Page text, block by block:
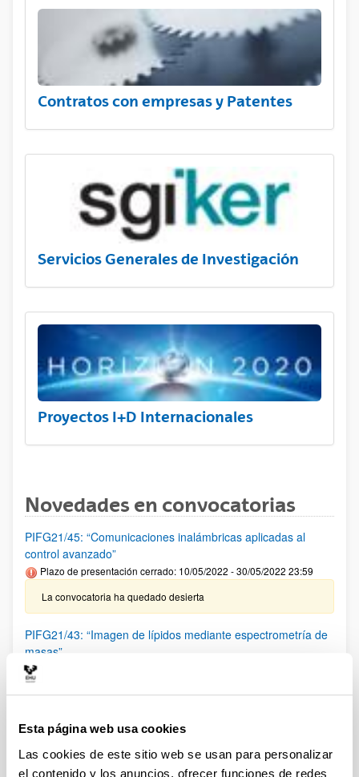
Esta página web usa cookies
Las cookies de este sitio web se usan para personalizar
el contenido y los anuncios, ofrecer funciones de redes
Contratos con empresas y Patentes
Servicios Generales de Investigación
Proyectos I+D Internacionales
Novedades en convocatorias
PIFG21/45: “Comunicaciones inalámbricas aplicadas al
control avanzado”
Plazo de presentación cerrado: 10/05/2022 - 30/05/2022 23:59
La convocatoria ha quedado desierta
PIFG21/43: “Imagen de lípidos mediante espectrometría de
masas”
Se ha publicado la propuesta de adjudicación
PIFG21/42: "Biologia"
Plazo de presentación cerrado: 11/04/2022 - 05/05/2022 23:59